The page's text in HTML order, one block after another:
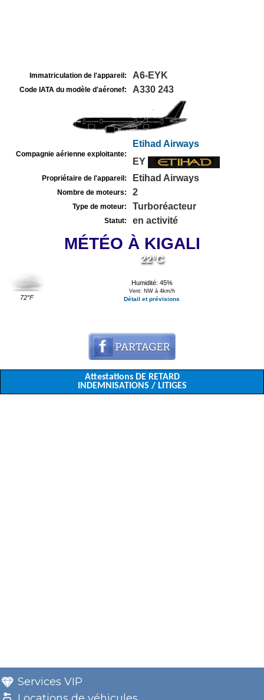
Immatriculation de l'appareil: A6-EYK
Code IATA du modèle d'aéronef: A330 243
Compagnie aérienne exploitante:
Etihad Airways
EY
Propriétaire de l'appareil: Etihad Airways
Nombre de moteurs: 2
Type de moteur: Turboréacteur
Statut: en activité
MÉTÉO À KIGALI
72°F
22°C
Humidité: 45%
Vent: NW à 4km/h
Détail et prévisions
Attestations DE RETARD
INDEMNISATIONS / LITIGES
Services VIP